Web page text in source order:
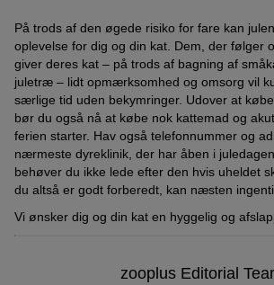
På trods af den øgede risiko for fare kan
oplevelse for dig og din kat. Dem, der følger
giver deres kat – på trods af bagning af
juletræ – lidt opmærksomhed og omsorg vil
særlige tid uden bekymringer. Udover at
bør du også nå at købe nok kattemad og
ferien starter. Hav også telefonnummer og
nærmeste dyreklinik, der har åben i
behøver du ikke lede efter den hvis uheldet
du altså er godt forberedt, kan næsten
Vi ønsker dig og din kat en hyggelig og
zooplus Editorial